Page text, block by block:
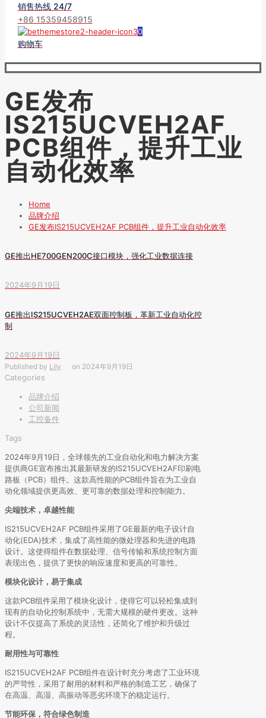
销售热线 24/7
+86 15359458915
0
购物车
GE发布
IS215UCVEH2AF
PCB组件，提升工业
自动化效率
Home
品牌介绍
GE发布IS215UCVEH2AF PCB组件，提升工业自动化效率
GE推出HE700GEN200C接口模块，强化工业数据连接
2024年9月19日
GE推出IS215UCVEH2AE双面控制板，革新工业自动化控
制
2024年9月19日
Published by Lily on 2024年9月19日
Categories
品牌介绍
公司新闻
工控备件
Tags
2024年9月19日，全球领先的工业自动化和电力解决方案
提供商GE宣布推出其最新研发的IS215UCVEH2AF印刷电
路板（PCB）组件。这款高性能的PCB组件旨在为工业自
动化领域提供更高效、更可靠的数据处理和控制能力。
尖端技术，卓越性能
IS215UCVEH2AF PCB组件采用了GE最新的电子设计自
动化(EDA)技术，集成了高性能的微处理器和先进的电路
设计。这使得组件在数据处理、信号传输和系统控制方面
表现出色，提供了更快的响应速度和更高的可靠性。
模块化设计，易于集成
这款PCB组件采用了模块化设计，使得它可以轻松集成到
现有的自动化控制系统中，无需大规模的硬件更改。这种
设计不仅提高了系统的灵活性，还简化了维护和升级过
程。
耐用性与可靠性
IS215UCVEH2AF PCB组件在设计时充分考虑了工业环境
的严苛性，采用了耐用的材料和严格的制造工艺，确保了
在高温、高湿、高振动等恶劣环境下的稳定运行。
节能环保，符合绿色制造